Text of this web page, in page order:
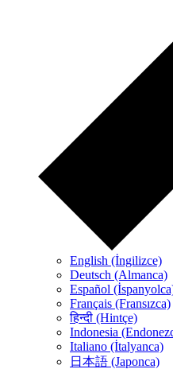
English (İngilizce)
Deutsch (Almanca)
Español
Français (Fransızca)
हिन्दी (Hintçe)
Indonesia
Italiano (İtalyanca)
日本語 (Japonca)